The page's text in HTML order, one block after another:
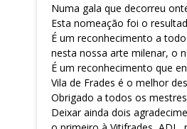
Numa gala que decorreu
Esta nomeação foi o
É um reconhecimento a
nesta nossa arte milenar, o
É um reconhecimento que
Vila de Frades é o melhor
Obrigado a todos os
Deixar ainda dois